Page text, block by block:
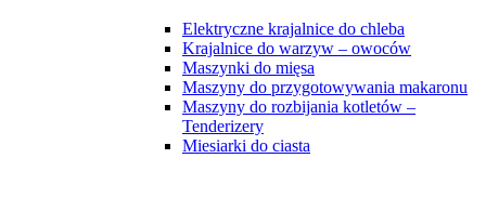
Elektryczne krajalnice do chleba
Krajalnice do warzyw – owoców
Maszynki do mięsa
Maszyny do przygotowywania makaronu
Maszyny do rozbijania kotletów –
Tenderizery
Miesiarki do ciasta